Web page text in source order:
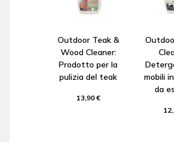
Outdoor Teak &
Wood Cleaner:
Prodotto per la
pulizia del teak
13,90 €
mobili
da